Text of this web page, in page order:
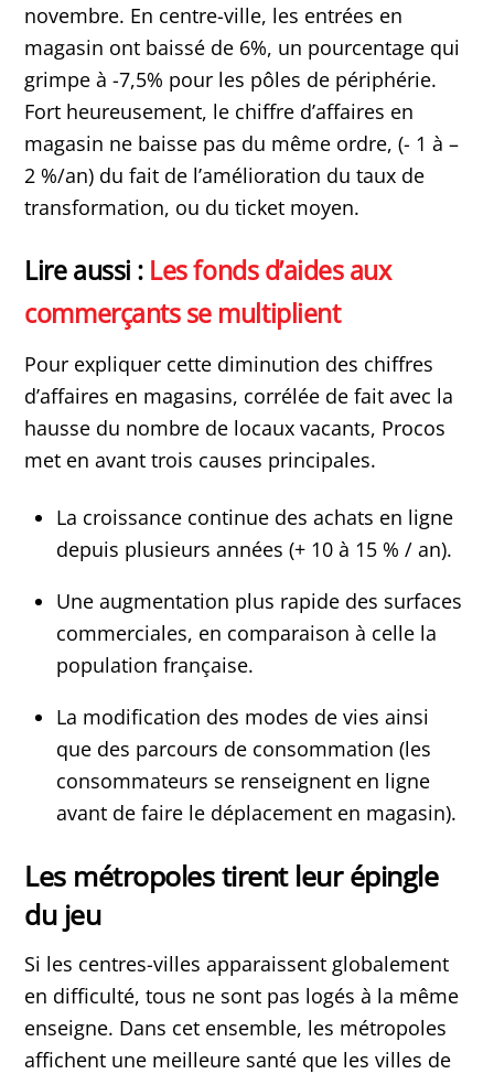
novembre. En centre-ville, les entrées en
magasin ont baissé de 6%, un pourcentage qui
grimpe à -7,5% pour les pôles de périphérie.
Fort heureusement, le chiffre d’affaires en
magasin ne baisse pas du même ordre, (- 1 à –
2 %/an) du fait de l’amélioration du taux de
transformation, ou du ticket moyen.
Lire aussi : Les fonds d’aides aux
commerçants se multiplient
Pour expliquer cette diminution des chiffres
d’affaires en magasins, corrélée de fait avec la
hausse du nombre de locaux vacants, Procos
met en avant trois causes principales.
La croissance continue des achats en ligne
depuis plusieurs années (+ 10 à 15 % / an).
Une augmentation plus rapide des surfaces
commerciales, en comparaison à celle la
population française.
La modification des modes de vies ainsi
que des parcours de consommation (les
consommateurs se renseignent en ligne
avant de faire le déplacement en magasin).
Les métropoles tirent leur épingle
du jeu
Si les centres-villes apparaissent globalement
en difficulté, tous ne sont pas logés à la même
enseigne. Dans cet ensemble, les métropoles
affichent une meilleure santé que les villes de